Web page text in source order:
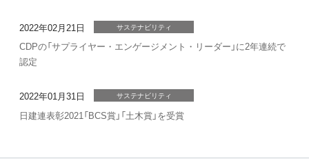
2022年02月21日 サステナビリティ
CDPの「サプライヤー・エンゲージメント・リーダー」に2年連続で
認定
2022年01月31日 サステナビリティ
日建連表彰2021「BCS賞」「土木賞」を受賞